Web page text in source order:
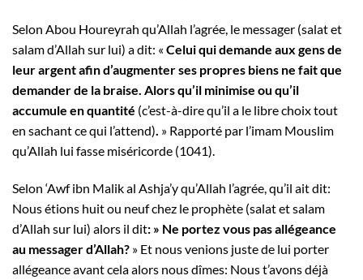
Selon Abou Houreyrah qu’Allah l’agrée, le messager (salat et
salam d’Allah sur lui) a dit: « Celui qui demande aux gens de
leur argent afin d’augmenter ses propres biens ne fait que
demander de la braise. Alors qu’il minimise ou qu’il
accumule en quantité (c’est-à-dire qu’il a le libre choix tout
en sachant ce qui l’attend) » Rapporté par l’imam Mouslim
qu’Allah lui fasse miséricorde (1041).
Selon ‘Awf ibn Malik al Ashja’y qu’Allah l’agrée, qu’il ait dit:
Nous étions huit ou neuf chez le prophète (salat et salam
d’Allah sur lui) alors il dit: » Ne portez vous pas allégeance
au messager d’Allah? » Et nous venions juste de lui porter
allégeance avant cela alors nous dîmes: Nous t’avons déjà